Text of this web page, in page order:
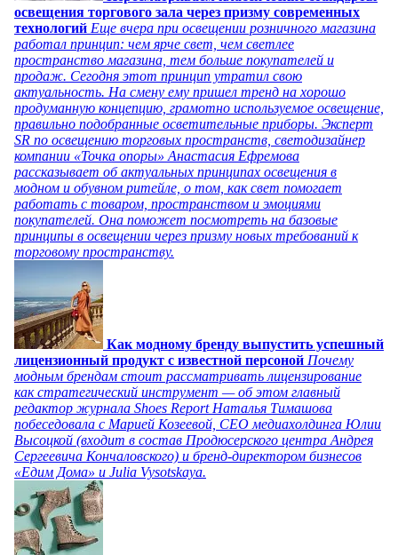
освещения торгового зала через призму современных
технологий Еще вчера при освещении розничного магазина
работал принцип: чем ярче свет, чем светлее
пространство магазина, тем больше покупателей и
продаж. Сегодня этот принцип утратил свою
актуальность. На смену ему пришел тренд на хорошо
продуманную концепцию, грамотно используемое освещение,
правильно подобранные осветительные приборы. Эксперт
SR по освещению торговых пространств, светодизайнер
компании «Точка опоры» Анастасия Ефремова
рассказывает об актуальных принципах освещения в
модном и обувном ритейле, о том, как свет помогает
работать с товаром, пространством и эмоциями
покупателей. Она поможет посмотреть на базовые
принципы в освещении через призму новых требований к
торговому пространству.
Как модному бренду выпустить успешный
лицензионный продукт с известной персоной Почему
модным брендам стоит рассматривать лицензирование
как стратегический инструмент — об этом главный
редактор журнала Shoes Report Наталья Тимашова
побеседовала с Марией Козеевой, СЕО медиахолдинга Юлии
Высоцкой (входит в состав Продюсерского центра Андрея
Сергеевича Кончаловского) и бренд-директором бизнесов
«Едим Дома» и Julia Vysotskaya.